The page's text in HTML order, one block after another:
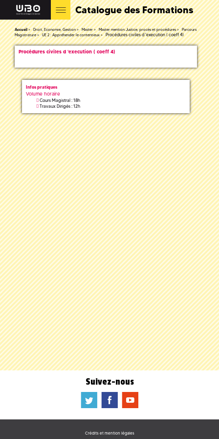
Catalogue des Formations
Accueil Droit, Economie, Gestion Master Master mention Justice, procès et procédures
Parcours
Magistrature
UE 2 : Appréhender le contentieux Procédures civiles d 'execution ( coeff 4)
Procédures civiles d 'execution ( coeff 4)
Infos pratiques
Volume horaire
Cours Magistral : 18h
Travaux Dirigés : 12h
Suivez-nous
a b f
Crédits et mention légales